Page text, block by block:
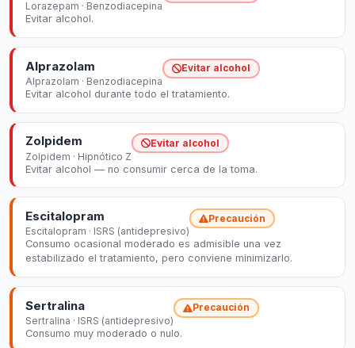
Lorazepam · Benzodiacepina
Evitar alcohol.
Alprazolam
Alprazolam · Benzodiacepina
Evitar alcohol
Evitar alcohol durante todo el tratamiento.
Zolpidem
Zolpidem · Hipnótico Z
Evitar alcohol
Evitar alcohol — no consumir cerca de la toma.
Escitalopram
Escitalopram · ISRS (antidepresivo)
Precaución
Consumo ocasional moderado es admisible una vez
estabilizado el tratamiento, pero conviene minimizarlo.
Sertralina
Sertralina · ISRS (antidepresivo)
Precaución
Consumo muy moderado o nulo.